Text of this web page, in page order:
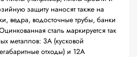
защиту наносят также на
ведра, водосточные трубы, банки
сталь маркируется так
металлов: 3А (кусковой
отходы) и 12А